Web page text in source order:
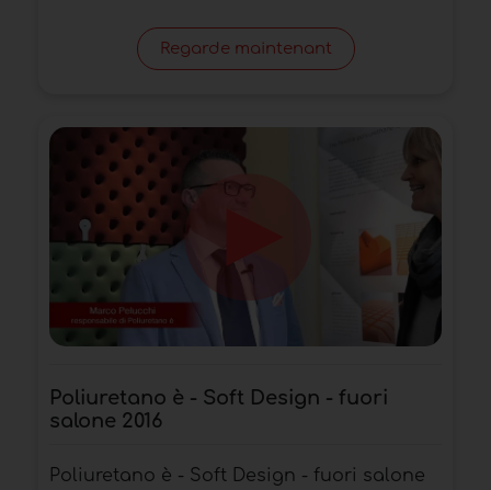
Regarde maintenant
Poliuretano è - Soft Design - fuori
salone 2016
Poliuretano è - Soft Design - fuori salone